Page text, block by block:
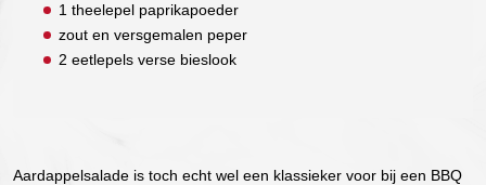
1 theelepel paprikapoeder
zout en versgemalen peper
2 eetlepels verse bieslook
Aardappelsalade is toch echt wel een klassieker voor bij een BBQ